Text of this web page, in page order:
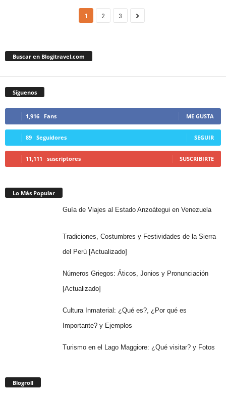
1 2 3
Buscar en Blogitravel.com
Síguenos
1,916 Fans ME GUSTA
89 Seguidores SEGUIR
11,111 suscriptores SUSCRIBIRTE
Lo Más Popular
Guía de Viajes al Estado Anzoátegui en Venezuela
Tradiciones, Costumbres y Festividades de la Sierra
del Perú [Actualizado]
Números Griegos: Áticos, Jonios y Pronunciación
[Actualizado]
Cultura Inmaterial: ¿Qué es?, ¿Por qué es
Importante? y Ejemplos
Turismo en el Lago Maggiore: ¿Qué visitar? y Fotos
Blogroll